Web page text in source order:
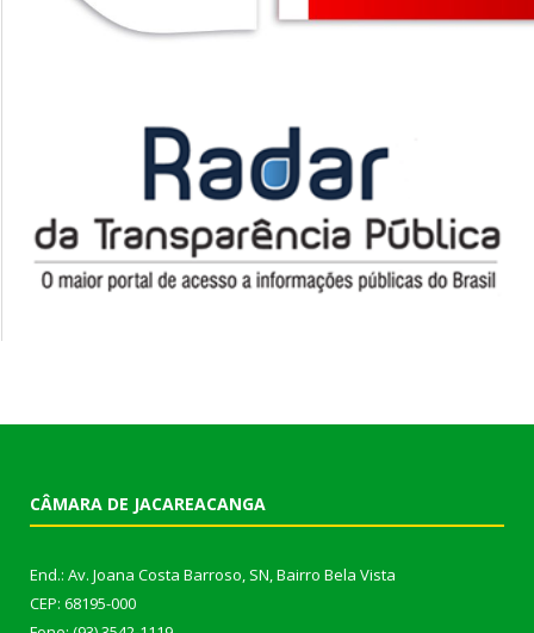
CÂMARA DE JACAREACANGA
End.: Av. Joana Costa Barroso, SN, Bairro Bela Vista
CEP: 68195-000